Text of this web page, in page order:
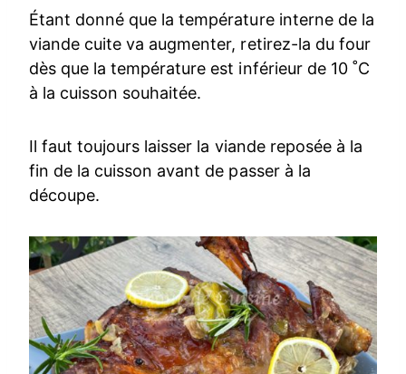
Étant donné que la température interne de la
viande cuite va augmenter, retirez-la du four
dès que la température est inférieur de 10 ˚C
à la cuisson souhaitée.
Il faut toujours laisser la viande reposée à la
fin de la cuisson avant de passer à la
découpe.